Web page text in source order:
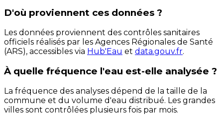
D'où proviennent ces données ?
Les données proviennent des contrôles sanitaires
officiels réalisés par les Agences Régionales de Santé
(ARS), accessibles via Hub'Eau et data.gouv.fr.
À quelle fréquence l'eau est-elle analysée ?
La fréquence des analyses dépend de la taille de la
commune et du volume d'eau distribué. Les grandes
villes sont contrôlées plusieurs fois par mois.